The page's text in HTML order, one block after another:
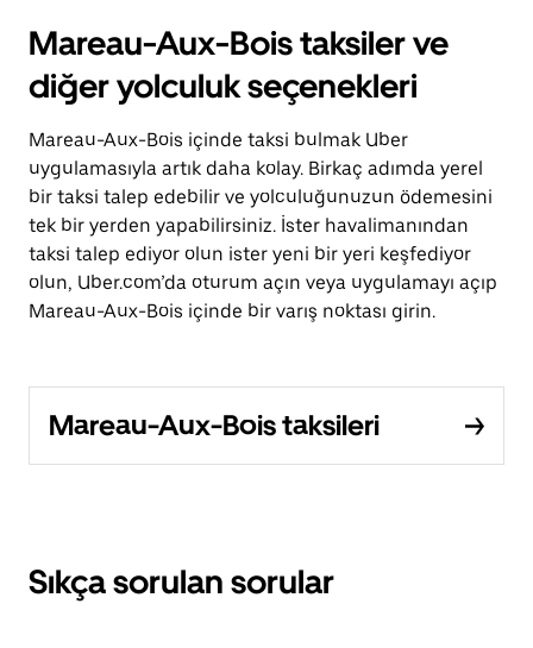
Mareau-Aux-Bois taksiler ve
diğer yolculuk seçenekleri
Mareau-Aux-Bois içinde taksi bulmak Uber
uygulamasıyla artık daha kolay. Birkaç adımda yerel
bir taksi talep edebilir ve yolculuğunuzun ödemesini
tek bir yerden yapabilirsiniz. İster havalimanından
taksi talep ediyor olun ister yeni bir yeri keşfediyor
olun, Uber.com’da oturum açın veya uygulamayı açıp
Mareau-Aux-Bois içinde bir varış noktası girin.
Mareau-Aux-Bois taksileri
Sıkça sorulan sorular